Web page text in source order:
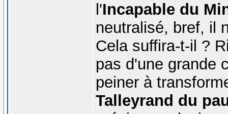
l'Incapable du
neutralisé, bref, il
Cela suffira-t-il ?
pas d'une grande
peiner à
Talleyrand du